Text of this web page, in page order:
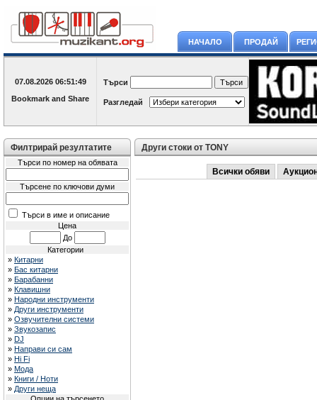
НАЧАЛО ПРОДАЙ
07.08.2026 06:51:49 Търси
Разгледай
Филтрирай резултатите
Търси по номер на обявата
Търсене по ключови думи
Търси в име и описание
Цена
До
Категории
» Китарни
» Бас китарни
» Барабанни
» Клавишни
» Народни инструменти
» Други инструменти
» Озвучителни системи
» Звукозапис
» DJ
» Направи си сам
» Hi Fi
» Мода
» Книги / Ноти
» Други неща
Други стоки от TONY
Всички обяви